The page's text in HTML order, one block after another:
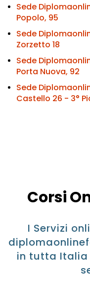
Sede
Popolo, 95
Sede
Zorzetto 18
Sede
Porta Nuova, 92
Sede
Castello 26 - 3°
Corsi
I Servizi
in tutta Italia